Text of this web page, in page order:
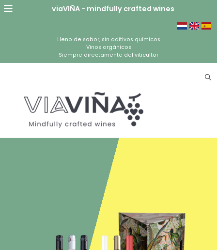
viaVIÑA - mindfully crafted wines
Lleno de sabor, sin aditivos químicos
Vinos orgánicos
Siempre directamente del viticultor